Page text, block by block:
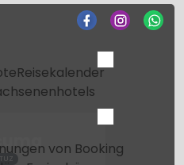
Reisekalender
von Booking
TUZ